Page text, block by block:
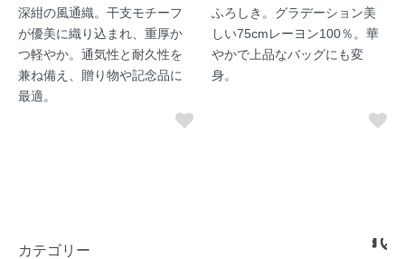
深紺の風通織。干支モチーフ
が優美に織り込まれ、重厚か
つ軽やか。通気性と耐久性を
兼ね備え、贈り物や記念品に
最適。
ふろしき。グラデーション美
しい75cmレーヨン100％。華
やかで上品なバッグにも変
身。
カテゴリー